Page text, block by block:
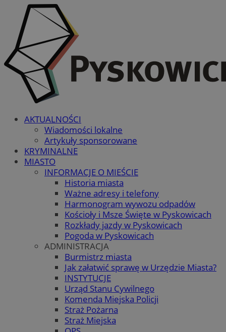
AKTUALNOŚCI
Wiadomości lokalne
Artykuły sponsorowane
KRYMINALNE
MIASTO
INFORMACJE O MIEŚCIE
Historia miasta
Ważne adresy i telefony
Harmonogram wywozu odpadów
Kościoły i Msze Święte w Pyskowicach
Rozkłady jazdy w Pyskowicach
Pogoda w Pyskowicach
ADMINISTRACJA
Burmistrz miasta
Jak załatwić sprawę w Urzędzie Miasta?
INSTYTUCJE
Urząd Stanu Cywilnego
Komenda Miejska Policji
Straż Pożarna
Straż Miejska